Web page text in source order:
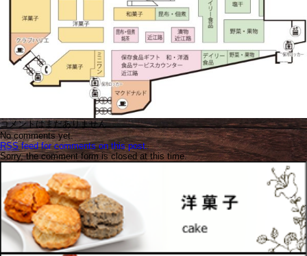
コメントはまだありません
No comments yet.
RSSfeed for comments on this post.
Sorry, the comment form is closed at this time.